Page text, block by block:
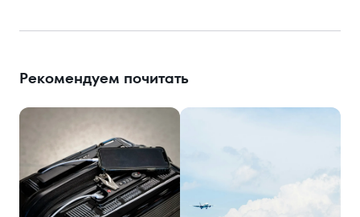
Рекомендуем почитать